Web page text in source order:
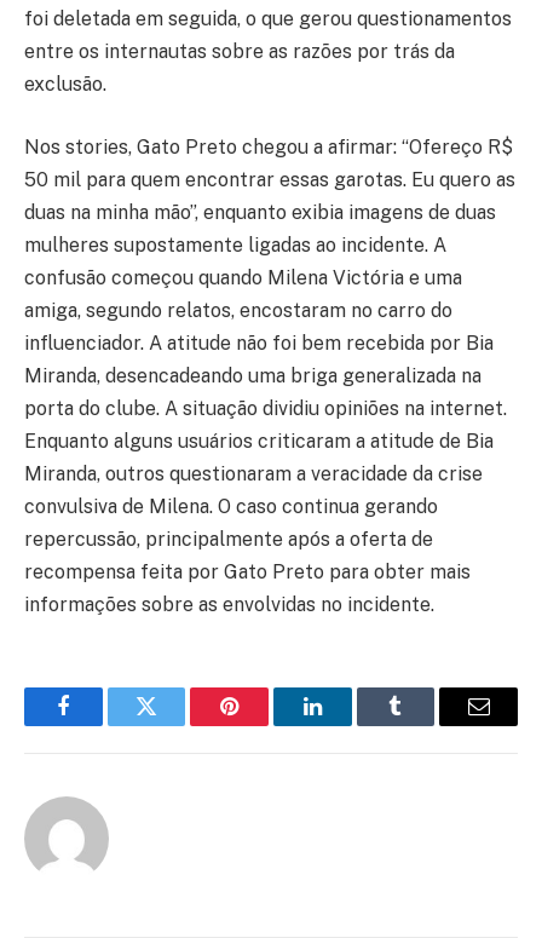
foi deletada em seguida, o que gerou questionamentos
entre os internautas sobre as razões por trás da
exclusão.
Nos stories, Gato Preto chegou a afirmar: “Ofereço R$
50 mil para quem encontrar essas garotas. Eu quero as
duas na minha mão”, enquanto exibia imagens de duas
mulheres supostamente ligadas ao incidente. A
confusão começou quando Milena Victória e uma
amiga, segundo relatos, encostaram no carro do
influenciador. A atitude não foi bem recebida por Bia
Miranda, desencadeando uma briga generalizada na
porta do clube. A situação dividiu opiniões na internet.
Enquanto alguns usuários criticaram a atitude de Bia
Miranda, outros questionaram a veracidade da crise
convulsiva de Milena. O caso continua gerando
repercussão, principalmente após a oferta de
recompensa feita por Gato Preto para obter mais
informações sobre as envolvidas no incidente.
FacebookTwitter Pinterest LinkedInTumblr Email